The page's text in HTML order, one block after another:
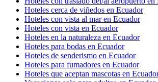
Hoteles cerca de viñedos en Ecuador
Hoteles con vista al mar en Ecuador
Hoteles con vista en Ecuador
Hoteles en la naturaleza en Ecuador
Hoteles para bodas en Ecuador
Hoteles de senderismo en Ecuador
Hoteles para fumadores en Ecuador
Hoteles que aceptan mascotas en